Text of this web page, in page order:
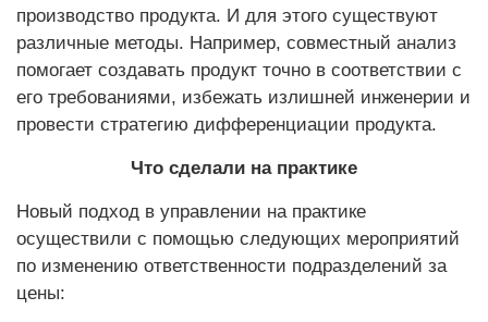
производство продукта. И для этого существуют
различные методы. Например, совместный анализ
помогает создавать продукт точно в соответствии с
его требованиями, избежать излишней инженерии и
провести стратегию дифференциации продукта.
Что сделали на практике
Новый подход в управлении на практике
осуществили с помощью следующих мероприятий
по изменению ответственности подразделений за
цены: